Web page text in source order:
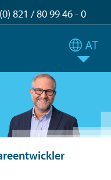
821 / 80 99 46 - 0